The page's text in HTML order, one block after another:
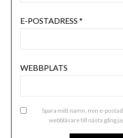
E-POSTADRESS *
WEBBPLATS
Spara mitt namn, min e-
webbläsare till nästa gång